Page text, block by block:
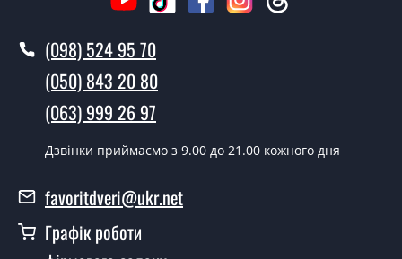
Як швидко можете встановити двері
У той самий день протягом кількох годин, за умови
наявності їх на складі, чи наступного дня.
Чи можна на сьогодні викликати
замірника?
У вас є в наявності готові вуличні
(098) 524 95 70
(050) 843 20 80
(063) 999 26 97
Дзвінки приймаємо з 9.00 до 21.00 кожного дня
favoritdveri@ukr.net
Графік роботи